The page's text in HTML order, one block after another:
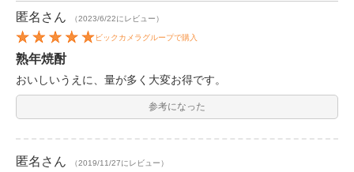
匿名 さん （2023/6/22にレビュー）
ビックカメラグループで購入
熟年焼酎
おいしいうえに、量が多く大変お得です。
参考になった
匿名 さん （2019/11/27にレビュー）